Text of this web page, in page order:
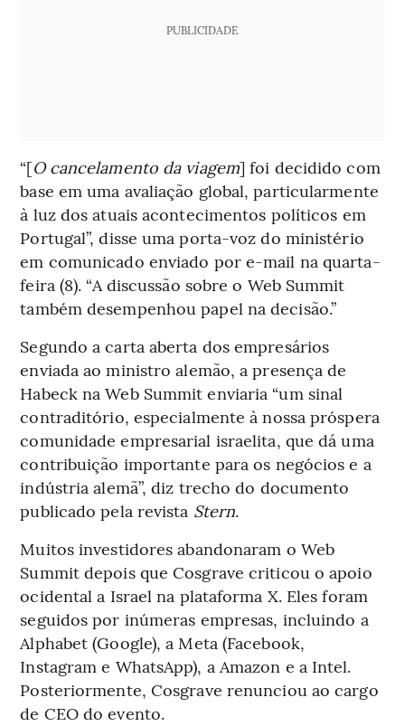
PUBLICIDADE
“[O cancelamento da viagem] foi decidido com
base em uma avaliação global, particularmente
à luz dos atuais acontecimentos políticos em
Portugal”, disse uma porta-voz do ministério
em comunicado enviado por e-mail na quarta-
feira (8). “A discussão sobre o Web Summit
também desempenhou papel na decisão.”
Segundo a carta aberta dos empresários
enviada ao ministro alemão, a presença de
Habeck na Web Summit enviaria “um sinal
contraditório, especialmente à nossa próspera
comunidade empresarial israelita, que dá uma
contribuição importante para os negócios e a
indústria alemã”, diz trecho do documento
publicado pela revista Stern.
Muitos investidores abandonaram o Web
Summit depois que Cosgrave criticou o apoio
ocidental a Israel na plataforma X. Eles foram
seguidos por inúmeras empresas, incluindo a
Alphabet (Google), a Meta (Facebook,
Instagram e WhatsApp), a Amazon e a Intel.
Posteriormente, Cosgrave renunciou ao cargo
de CEO do evento.